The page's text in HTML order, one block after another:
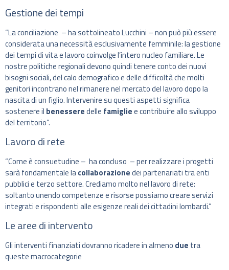
Gestione dei tempi
“La conciliazione – ha sottolineato Lucchini – non può più essere
considerata una necessità esclusivamente femminile: la gestione
dei tempi di vita e lavoro coinvolge l’intero nucleo familiare. Le
nostre politiche regionali devono quindi tenere conto dei nuovi
bisogni sociali, del calo demografico e delle difficoltà che molti
genitori incontrano nel rimanere nel mercato del lavoro dopo la
nascita di un figlio. Intervenire su questi aspetti significa
sostenere il benesseredelle famigliee contribuire allo sviluppo
del territorio”.
Lavoro di rete
“Come è consuetudine – ha concluso – per realizzare i progetti
sarà fondamentale lacollaborazionedei partenariati tra enti
pubblici e terzo settore. Crediamo molto nel lavoro di rete:
soltanto unendo competenze e risorse possiamo creare servizi
integrati e rispondenti alle esigenze reali dei cittadini lombardi.”
Le aree di intervento
Gli interventi finanziati dovranno ricadere in almeno due tra
queste macrocategorie